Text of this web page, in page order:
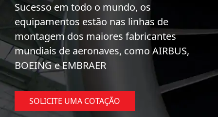
Sucesso em todo o mundo, os
equipamentos estão nas linhas de
montagem dos maiores fabricantes
mundiais de aeronaves, como AIRBUS,
BOEING e EMBRAER
SOLICITE UMA COTAÇÃO